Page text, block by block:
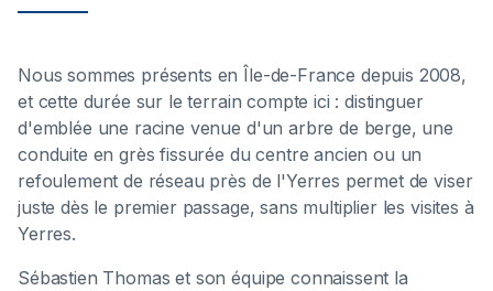
Nous sommes présents en Île-de-France depuis 2008,
et cette durée sur le terrain compte ici : distinguer
d'emblée une racine venue d'un arbre de berge, une
conduite en grès fissurée du centre ancien ou un
refoulement de réseau près de l'Yerres permet de viser
juste dès le premier passage, sans multiplier les visites à
Yerres.
Sébastien Thomas et son équipe connaissent la